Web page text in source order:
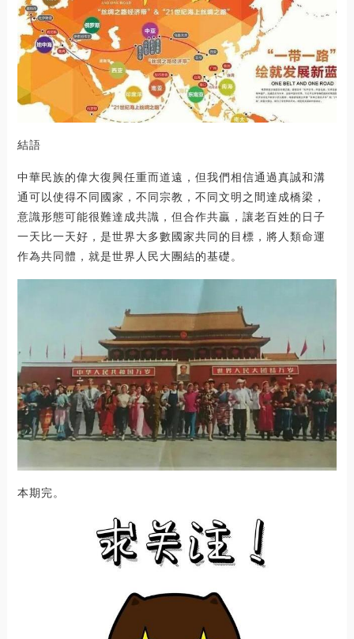
結語
中華民族的偉大復興任重而道遠，但我們相信通過真誠和溝
通可以使得不同國家，不同宗教，不同文明之間達成橋梁，
意識形態可能很難達成共識，但合作共贏，讓老百姓的日子
一天比一天好，是世界大多數國家共同的目標，將人類命運
作為共同體，就是世界人民大團結的基礎。
本期完。